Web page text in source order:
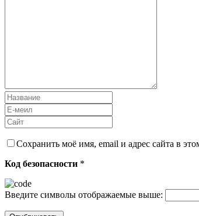
Сохранить моё имя, email и адрес сайта в
Код безопасности *
Введите символы отображаемые выше: